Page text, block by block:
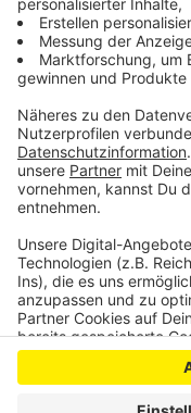
Anzeige
vor dem neunten,
Lebensjahr
Anzeige
Anzeige